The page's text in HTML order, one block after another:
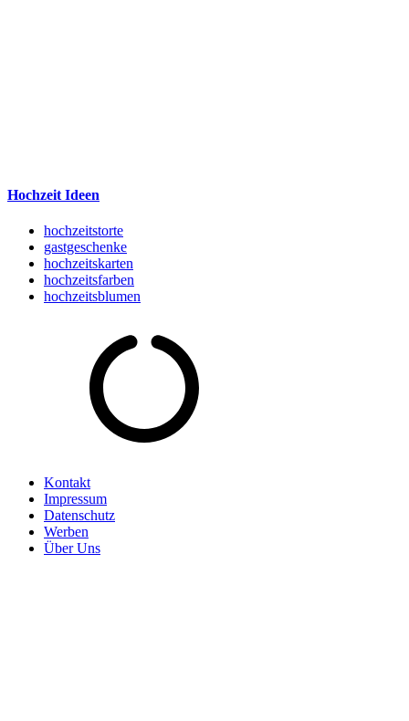
Hochzeit Ideen
hochzeitstorte
gastgeschenke
hochzeitskarten
hochzeitsfarben
hochzeitsblumen
Kontakt
Impressum
Datenschutz
Werben
Über Uns